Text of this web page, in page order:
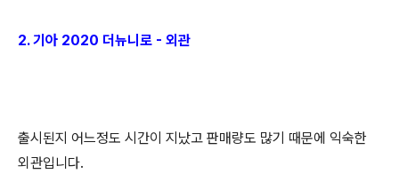
2. 기아 2020 더뉴니로 - 외관
출시된지 어느정도 시간이 지났고 판매량도 많기 때문에 익숙한
외관입니다.